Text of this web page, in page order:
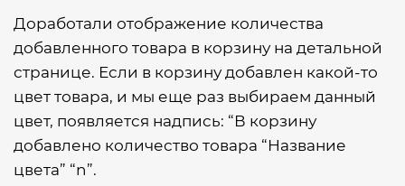
Доработали отображение количества
добавленного товара в корзину на детальной
странице. Если в корзину добавлен какой-то
цвет товара, и мы еще раз выбираем данный
цвет, появляется надпись: “В корзину
добавлено количество товара “Название
цвета” “n”.